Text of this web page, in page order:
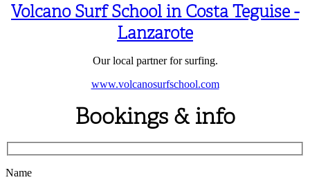
Volcano Surf School in Costa Teguise -
Lanzarote
Our local partner for surfing.
www.volcanosurfschool.com
Bookings & info
Name